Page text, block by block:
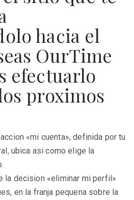
hacia el
OurTime
efectuarlo
proximos
«mi cuenta», definida por tu
ubica asi­ como elige la
la decision «eliminar mi perfil»
en la franja pequena sobre la